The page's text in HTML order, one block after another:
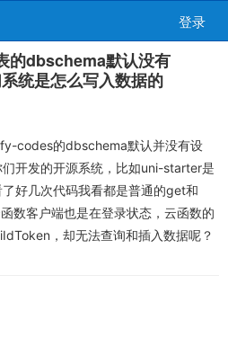
登录
dbschema默认没有
统是怎么写入数据的
codes的dbschema默认并没有设
开发的开源系统，比如uni-starter是
好几次代码我看都是普通的get和
数客户端也是在登录状态，云函数的
，却无法查询和插入数据呢？